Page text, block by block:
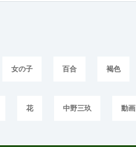
女の子 百合 褐色
花 中野三玖 動画